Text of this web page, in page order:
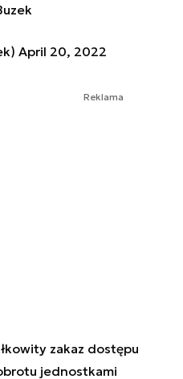
April 20, 2022
Reklama
zakaz dostępu
jednostkami